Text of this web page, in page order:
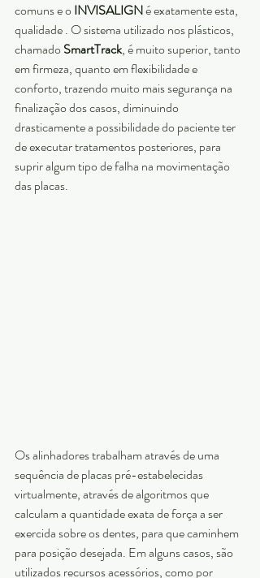
comuns e o INVISALIGN é exatamente esta,
qualidade . O sistema utilizado nos plásticos,
chamado SmartTrack, é muito superior, tanto
em firmeza, quanto em flexibilidade e
conforto, trazendo muito mais segurança na
finalização dos casos, diminuindo
drasticamente a possibilidade do paciente ter
de executar tratamentos posteriores, para
suprir algum tipo de falha na movimentação
das placas.
Os alinhadores trabalham através de uma
sequência de placas pré-estabelecidas
virtualmente, através de algoritmos que
calculam a quantidade exata de força a ser
exercida sobre os dentes, para que caminhem
para posição desejada. Em alguns casos, são
utilizados recursos acessórios, como por